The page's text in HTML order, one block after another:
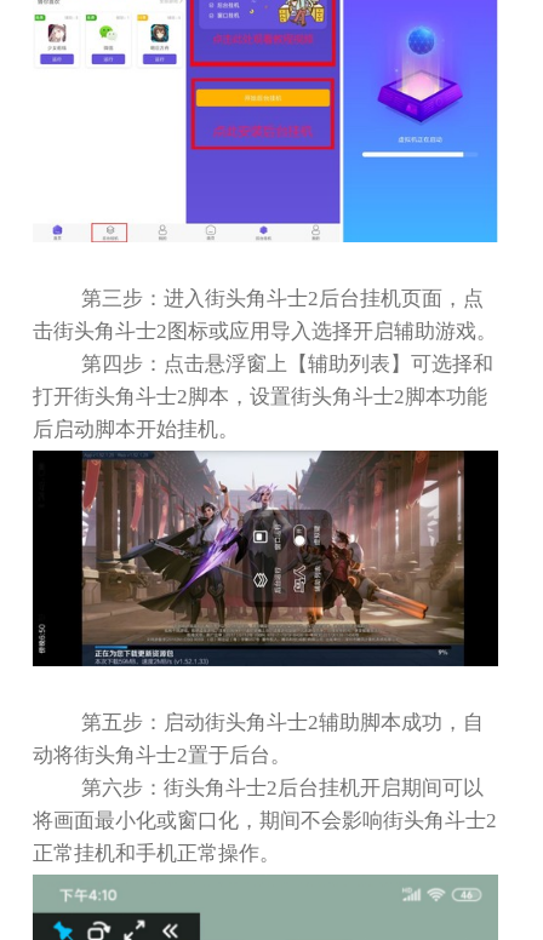
第三步：进入街头角斗士2后台挂机页面，点
击街头角斗士2图标或应用导入选择开启辅助游戏。
第四步：点击悬浮窗上【辅助列表】可选择和
打开街头角斗士2脚本，设置街头角斗士2脚本功能
后启动脚本开始挂机。
第五步：启动街头角斗士2辅助脚本成功，自
动将街头角斗士2置于后台。
第六步：街头角斗士2后台挂机开启期间可以
将画面最小化或窗口化，期间不会影响街头角斗士2
正常挂机和手机正常操作。